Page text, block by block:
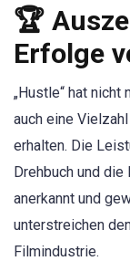
🏆
Erfolge
„Hustle“ hat
auch eine
erhalten. Die
Drehbuch und
anerkannt und
unterstreichen
Filmindustrie.